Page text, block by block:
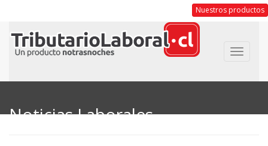
Nuestros productos
Toggle
Noticias Laborales